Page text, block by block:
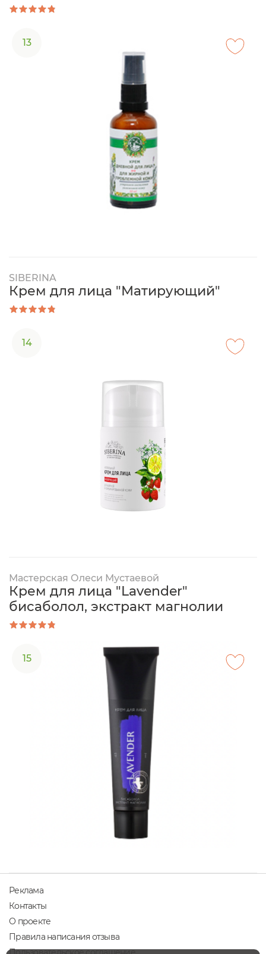
13
SIBERINA
Крем для лица "Матирующий"
14
Мастерская Олеси Мустаевой
Крем для лица "Lavender"
бисаболол, экстракт магнолии
15
Реклама
Контакты
О проекте
Правила написания отзыва